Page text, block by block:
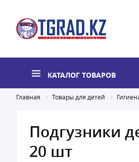
КАТАЛОГ ТОВАРОВ
Главная Товары для детей
Подгузники
20 шт